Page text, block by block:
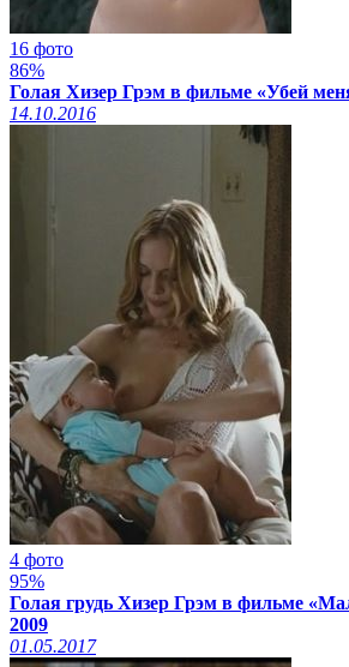
16 фото
86%
Голая Хизер Грэм в фильме «Убей
14.10.2016
4 фото
95%
Голая грудь Хизер Грэм в фильме
2009
01.05.2017